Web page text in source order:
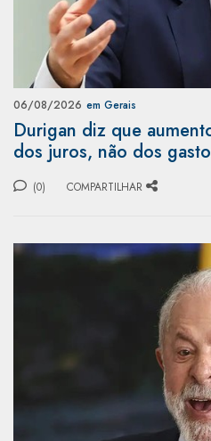
06/08/2026 em Gerais
Durigan diz que
dos juros, não dos
(0) COMPARTILHAR